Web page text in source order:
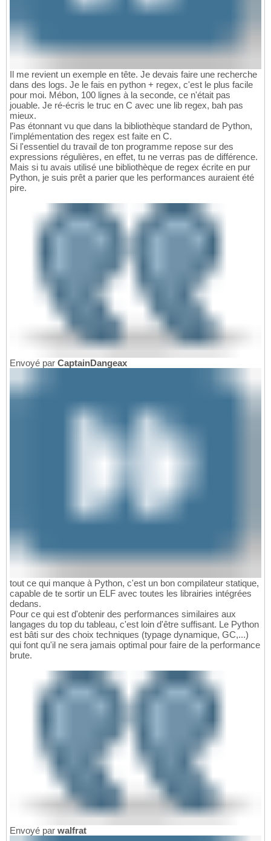
Il me revient un exemple en tête. Je devais faire une recherche
dans des logs. Je le fais en python + regex, c'est le plus facile
pour moi. Mébon, 100 lignes à la seconde, ce n'était pas
jouable. Je ré-écris le truc en C avec une lib regex, bah pas
mieux.
Pas étonnant vu que dans la bibliothèque standard de Python,
l'implémentation des regex est faite en C.
Si l'essentiel du travail de ton programme repose sur des
expressions régulières, en effet, tu ne verras pas de différence.
Mais si tu avais utilisé une bibliothèque de regex écrite en pur
Python, je suis prêt a parier que les performances auraient été
pire.
Envoyé par CaptainDangeax
tout ce qui manque à Python, c'est un bon compilateur statique,
capable de te sortir un ELF avec toutes les librairies intégrées
dedans.
Pour ce qui est d'obtenir des performances similaires aux
langages du top du tableau, c'est loin d'être suffisant. Le Python
est bâti sur des choix techniques (typage dynamique, GC,...)
qui font qu'il ne sera jamais optimal pour faire de la performance
brute.
Envoyé par walfrat